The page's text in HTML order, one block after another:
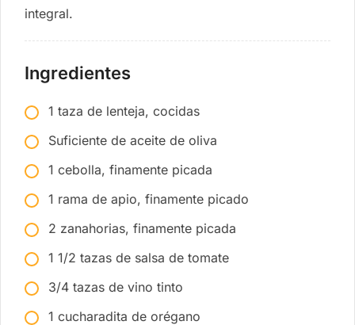
integral.
Ingredientes
1 taza de lenteja, cocidas
Suficiente de aceite de oliva
1 cebolla, finamente picada
1 rama de apio, finamente picado
2 zanahorias, finamente picada
1 1/2 tazas de salsa de tomate
3/4 tazas de vino tinto
1 cucharadita de orégano